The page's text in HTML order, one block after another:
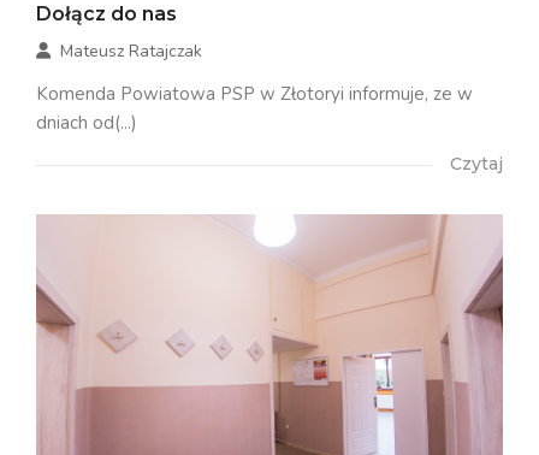
Dołącz do nas
Mateusz Ratajczak
Komenda Powiatowa PSP w Złotoryi informuje, ze w
dniach od(...)
Czytaj